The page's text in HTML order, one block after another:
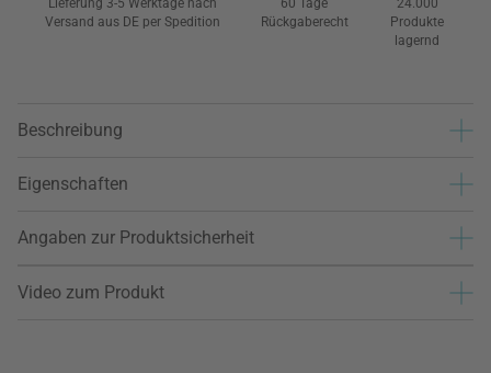
Versand aus DE per Spedition
Rückgaberecht
Produkte
lagernd
Beschreibung
Eigenschaften
Angaben zur Produktsicherheit
Video zum Produkt